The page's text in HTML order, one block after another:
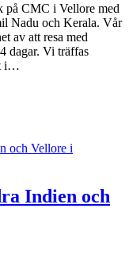
på CMC i Vellore med
Nadu och Kerala. Vår
av att resa med
dagar. Vi träffas
i…
Indien och